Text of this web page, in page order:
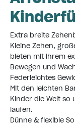
Extra breite
Kleine Zehen,
bieten mit ihrem
Bewegen und
Federleichtes
Mit den leichten
Kinder die Welt
laufen.
Dünne & flexible